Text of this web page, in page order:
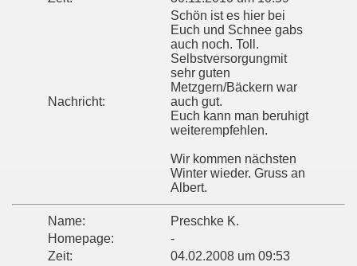
Nachricht:
Schön ist es hier bei
Euch und Schnee gabs
auch noch. Toll.
Selbstversorgungmit
sehr guten
Metzgern/Bäckern war
auch gut.
Euch kann man beruhigt
weiterempfehlen.
Wir kommen nächsten
Winter wieder. Gruss an
Albert.
Name:
Preschke K.
Homepage:
-
Zeit:
04.02.2008 um 09:53